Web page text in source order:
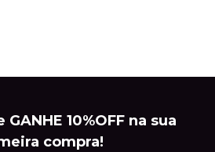
10%OFF na sua
compra!